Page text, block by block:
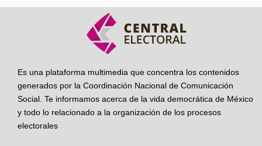
Es una plataforma multimedia que concentra los contenidos
generados por la Coordinación Nacional de Comunicación
Social. Te informamos acerca de la vida democrática de México
y todo lo relacionado a la organización de los procesos
electorales